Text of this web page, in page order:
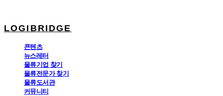
LOGIBRIDGE
콘텐츠
뉴스레터
물류기업 찾기
물류전문가 찾기
물류도서관
커뮤니티